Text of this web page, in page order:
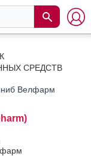
СРЕДСТВ
Велфарм